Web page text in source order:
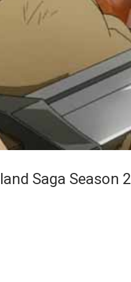
Saga Season 2